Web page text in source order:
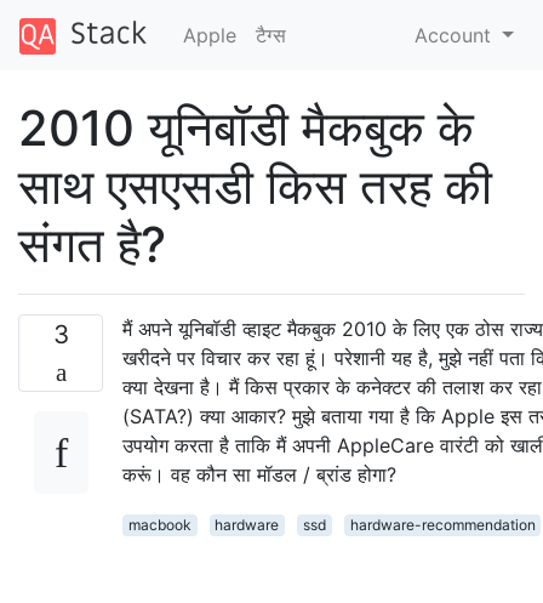
Apple टैग्‍स Account
2010 यूनिबॉडी मैकबुक के
साथ एसएसडी किस तरह की
संगत है?
3
मैं अपने यूनिबॉडी व्हाइट मैकबुक 2010 के लिए एक ठोस
खरीदने पर विचार कर रहा हूं। परेशानी यह है, मुझे नहीं पता
क्या देखना है। मैं किस प्रकार के कनेक्टर की तलाश कर
(SATA?) क्या आकार? मुझे बताया गया है कि Apple इस
उपयोग करता है ताकि मैं अपनी AppleCare वारंटी को
करूं। वह कौन सा मॉडल / ब्रांड होगा?
macbook hardware ssd hardware-recommendation